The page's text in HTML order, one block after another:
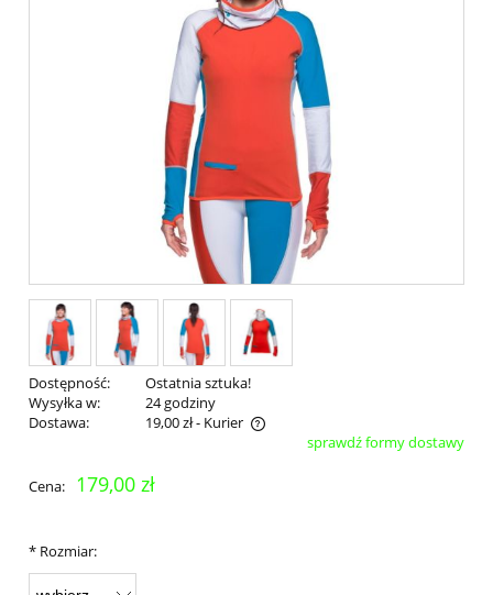
Dostępność:
Ostatnia sztuka!
Wysyłka w:
24 godziny
Dostawa:
19,00 zł- Kurier
Cena nie zawiera ewentualnych kosztów płatnościsprawdź formy dostawy
Cena: 179,00 zł
* Rozmiar: